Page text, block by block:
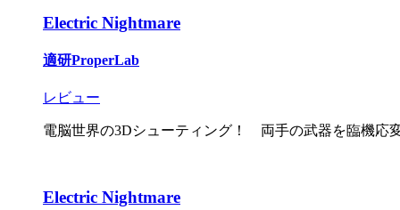
Electric Nightmare
適研ProperLab
レビュー
電脳世界の3Dシューティング！ 両手の武器を臨機応
Electric Nightmare